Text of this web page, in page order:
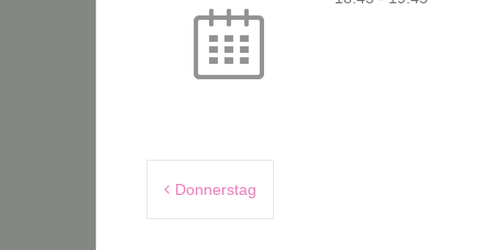
Beitragsnavigation
Donnerstag